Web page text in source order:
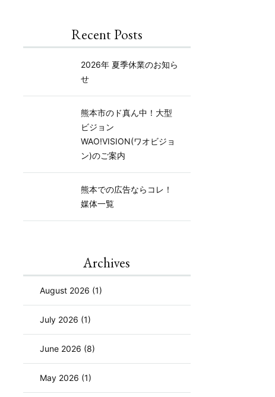
Recent Posts
2026年 夏季休業のお知ら
せ
熊本市のド真ん中！大型
ビジョン
WAO!VISION(ワオビジョ
ン)のご案内
熊本での広告ならコレ！
媒体一覧
Archives
August 2026 (1)
July 2026 (1)
June 2026 (8)
May 2026 (1)